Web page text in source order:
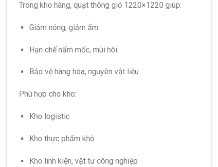
Trong kho hàng, quạt thông gió 1220×1220 giúp:
Giảm nóng, giảm ẩm
Hạn chế nấm mốc, mùi hôi
Bảo vệ hàng hóa, nguyên vật liệu
Phù hợp cho kho:
Kho logistic
Kho thực phẩm khô
Kho linh kiện, vật tư công nghiệp